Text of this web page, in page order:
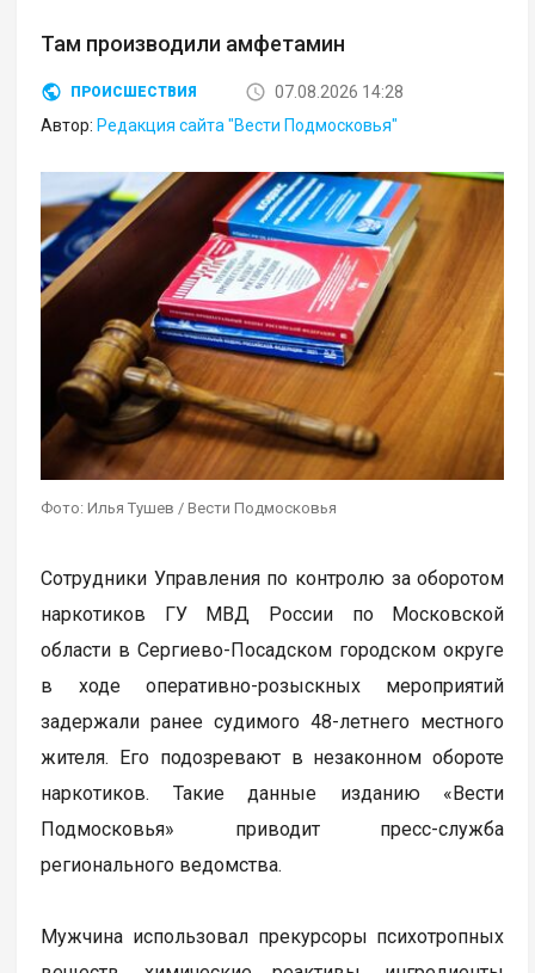
Там производили амфетамин
ПРОИСШЕСТВИЯ
07.08.2026 14:28
Автор: Редакция сайта "Вести Подмосковья"
Фото: Илья Тушев / Вести Подмосковья
Сотрудники Управления по контролю за оборотом
наркотиков ГУ МВД России по Московской
области в Сергиево-Посадском городском округе
в ходе оперативно-розыскных мероприятий
задержали ранее судимого 48-летнего местного
жителя. Его подозревают в незаконном обороте
наркотиков. Такие данные изданию «Вести
Подмосковья» приводит пресс-служба
регионального ведомства.
Мужчина использовал прекурсоры психотропных